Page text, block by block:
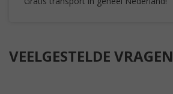
VEELGESTELDE VRAGEN